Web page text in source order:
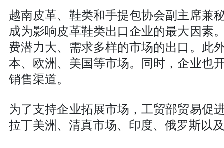
越南皮革、鞋类和手提包协会副主席兼
成为影响皮革鞋类出口企业的最大因素
费潜力大、需求多样的市场的出口。此
本、欧洲、美国等市场。同时，企业也
销售渠道。
为了支持企业拓展市场，工贸部贸易促
拉丁美洲、清真市场、印度、俄罗斯以